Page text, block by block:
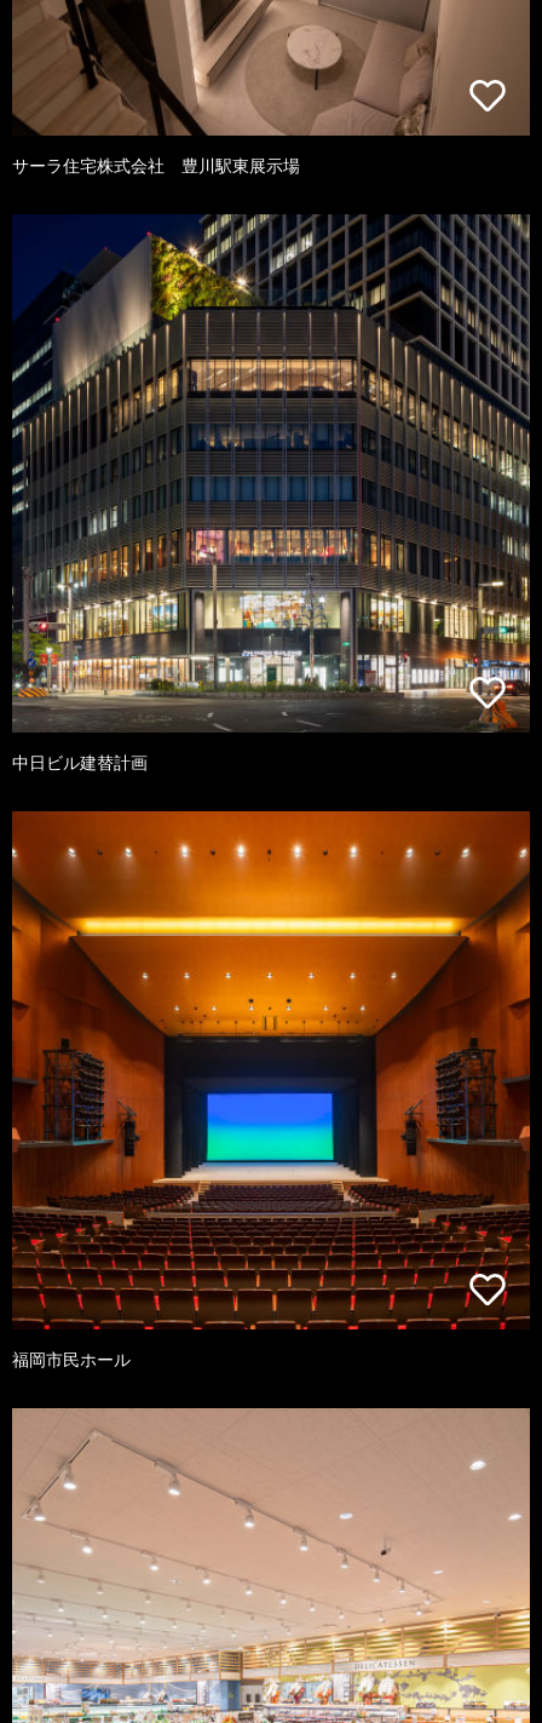
サーラ住宅株式会社 豊川駅東展示場
中日ビル建替計画
福岡市民ホール